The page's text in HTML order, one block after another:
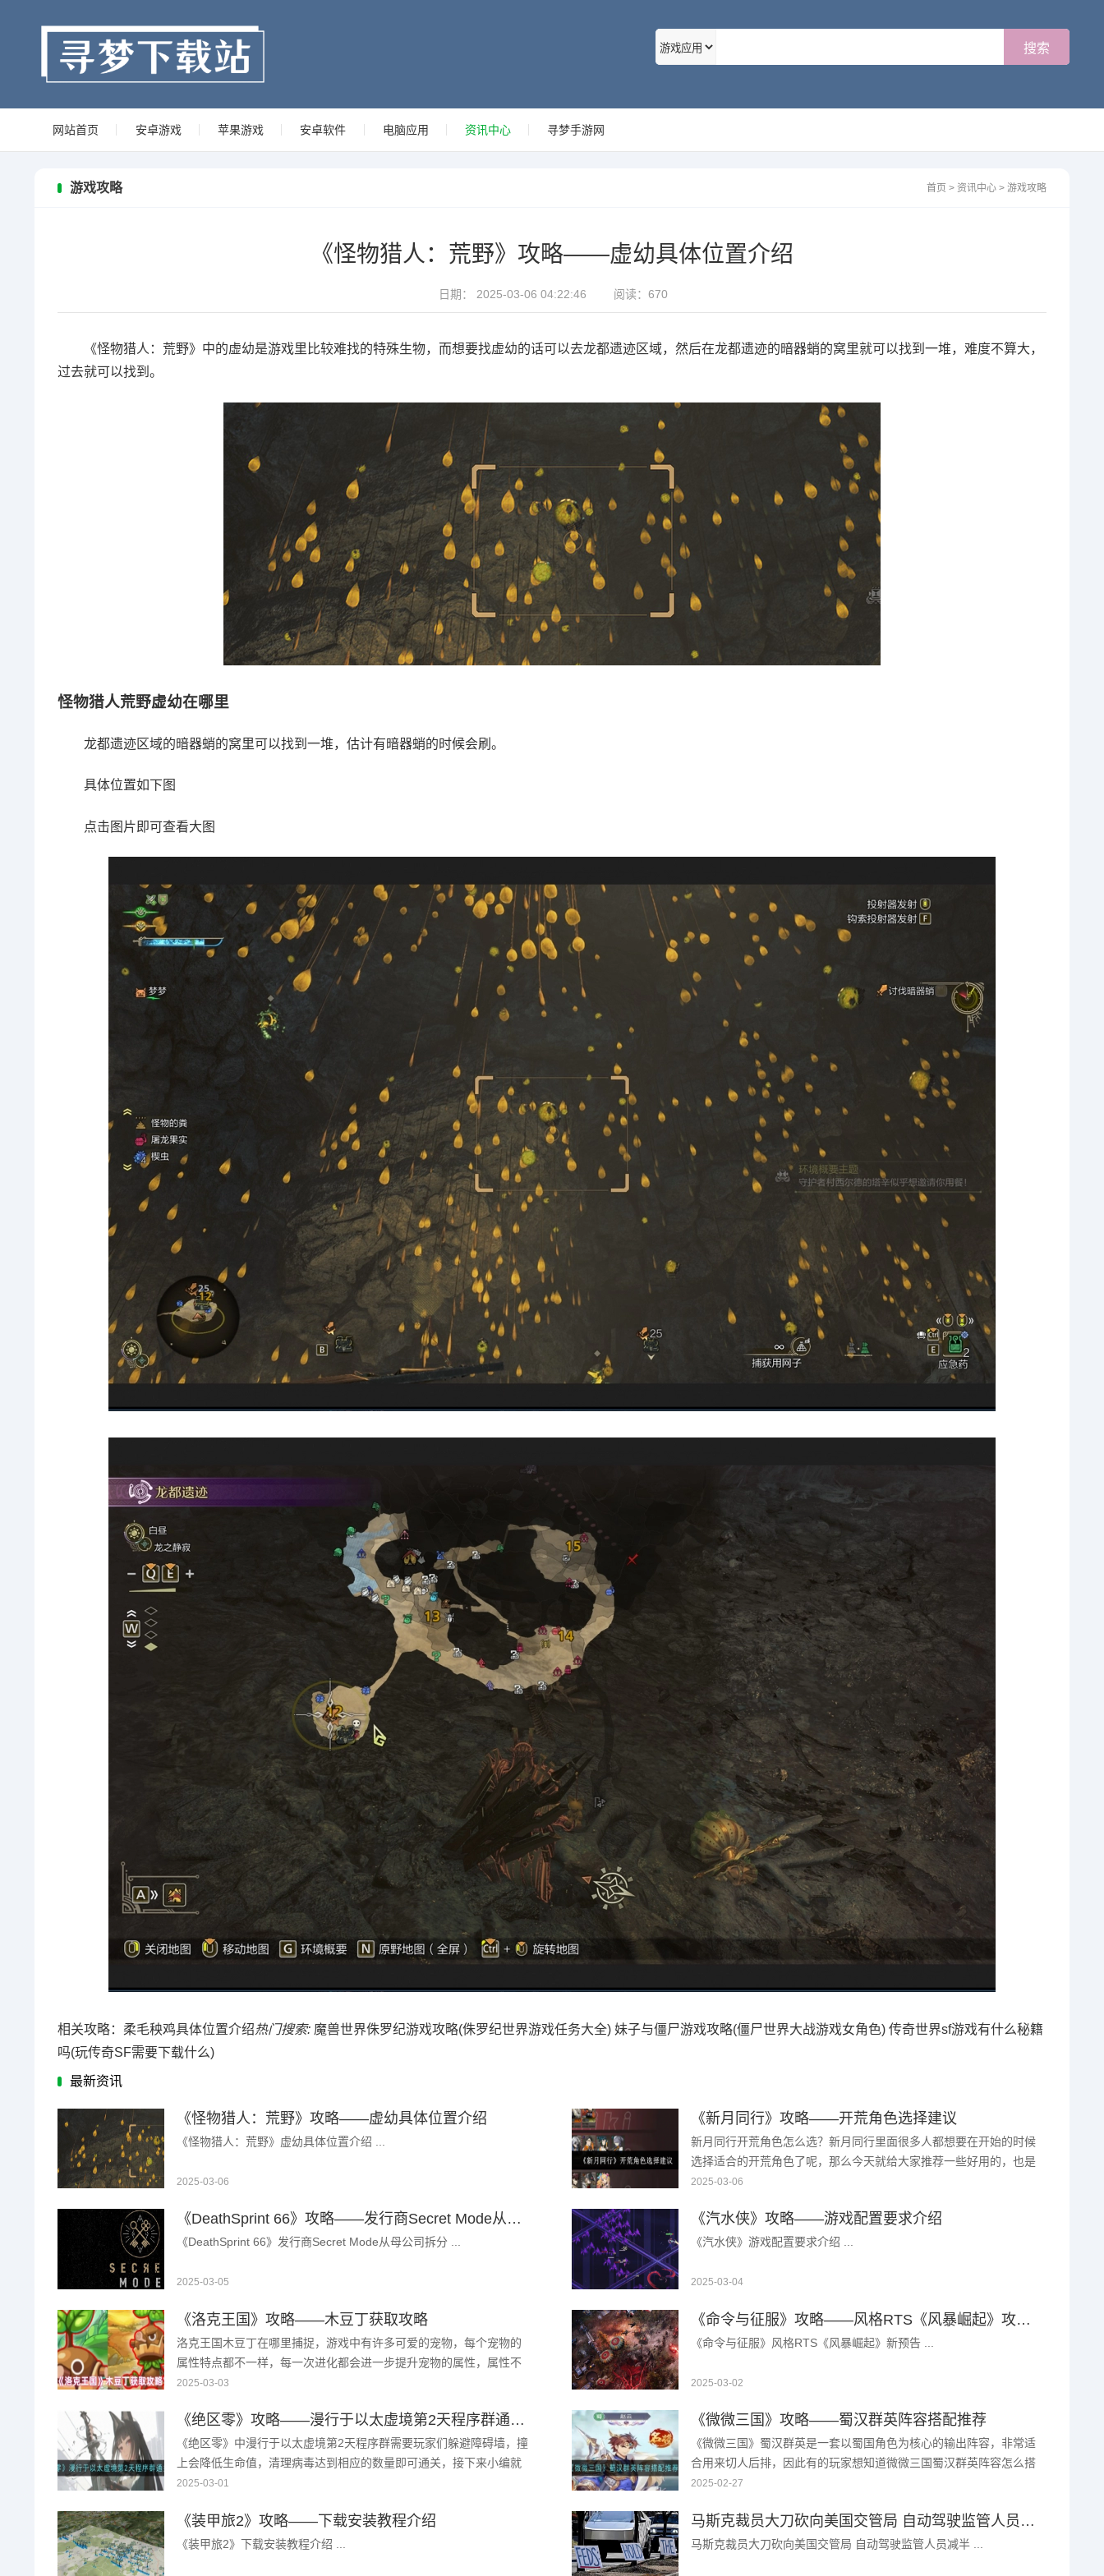
网站首页 安卓游戏 苹果游戏 安卓软件 电脑应用 资讯中心 寻梦手游网
游戏攻略 首页 > 资讯中心 >游戏攻略
《怪物猎人：荒野》攻略——虚幼具体位置介绍
日期： 2025-03-06 04:22:46 阅读： 670
《怪物猎人：荒野》中的虚幼是游戏里比较难找的特殊生物，而想要找虚幼的话可以去龙都遗迹区域，然后在龙都遗迹的暗器蛸的窝里就可以找到一堆，难度不算大，
过去就可以找到。
怪物猎人荒野虚幼在哪里
龙都遗迹区域的暗器蛸的窝里可以找到一堆，估计有暗器蛸的时候会刷。
具体位置如下图
点击图片即可查看大图
相关攻略：柔毛秧鸡具体位置介绍热门搜索: 魔兽世界侏罗纪游戏攻略(侏罗纪世界游戏任务大全) 妹子与僵尸游戏攻略(僵尸世界大战游戏女角色) 传奇世界sf游戏有什么秘籍
吗(玩传奇SF需要下载什么)
最新资讯
《怪物猎人：荒野》攻略——虚幼具体位置介绍
《怪物猎人：荒野》虚幼具体位置介绍 ...
2025-03-06
《新月同行》攻略——开荒角色选择建议
新月同行开荒角色怎么选？新月同行里面很多人都想要在开始的时候
选择适合的开荒角色了呢，那么今天就给大家推荐一些好用的，也是
公测角色排行榜了，大家可以对照的去培养，那么大家要是好奇的话
2025-03-06
《DeathSprint 66》攻略——发行商Secret Mode从母公司拆分
《DeathSprint 66》发行商Secret Mode从母公司拆分 ...
2025-03-05
《汽水侠》攻略——游戏配置要求介绍
《汽水侠》游戏配置要求介绍 ...
2025-03-04
《洛克王国》攻略——木豆丁获取攻略
洛克王国木豆丁在哪里捕捉，游戏中有许多可爱的宠物，每个宠物的
属性特点都不一样，每一次进化都会进一步提升宠物的属性，属性不
同提升的强度也不一样，作为进化天赋极强的宠物-木豆丁，有许多想
2025-03-03
《命令与征服》攻略——风格RTS《风暴崛起》攻略——新预告
《命令与征服》风格RTS《风暴崛起》新预告 ...
2025-03-02
《绝区零》攻略——漫行于以太虚境第2天程序群通关攻略
《绝区零》中漫行于以太虚境第2天程序群需要玩家们躲避障碍墙，撞
上会降低生命值，清理病毒达到相应的数量即可通关，接下来小编就
为大家带来详细的玩法攻略，感兴趣的一起来看看吧。绝 ...
2025-03-01
《微微三国》攻略——蜀汉群英阵容搭配推荐
《微微三国》蜀汉群英是一套以蜀国角色为核心的输出阵容，非常适
合用来切人后排，因此有的玩家想知道微微三国蜀汉群英阵容怎么搭
配，下面小编就给玩家们带来了微微三国蜀汉群英阵容的搭配推荐。
2025-02-27
《装甲旅2》攻略——下载安装教程介绍
《装甲旅2》下载安装教程介绍 ...
马斯克裁员大刀砍向美国交管局 自动驾驶监管人员减半
马斯克裁员大刀砍向美国交管局 自动驾驶监管人员减半 ...